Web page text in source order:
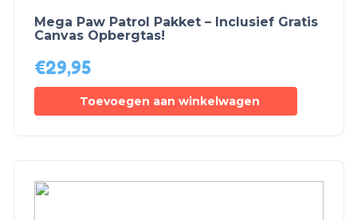
Mega Paw Patrol Pakket – Inclusief Gratis
Canvas Opbergtas!
€29,95
Toevoegen aan winkelwagen